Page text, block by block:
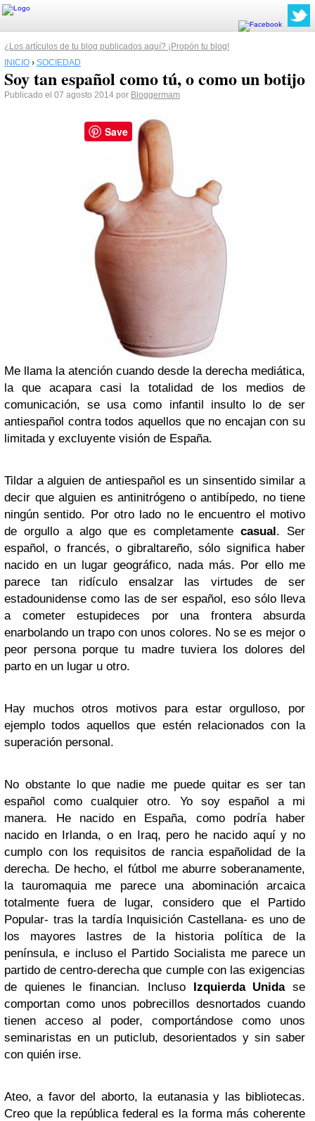
¿Los artículos de tu blog publicados aquí? ¡Propón tu blog!
INICIO › SOCIEDAD
Soy tan español como tú, o como un botijo
Publicado el 07 agosto 2014 por Bloggermam
Me llama la atención cuando desde la derecha mediática,
la que acapara casi la totalidad de los medios de
comunicación, se usa como infantil insulto lo de ser
antiespañol contra todos aquellos que no encajan con su
limitada y excluyente visión de España.
Tildar a alguien de antiespañol es un sinsentido similar a
decir que alguien es antinitrógeno o antibípedo, no tiene
ningún sentido. Por otro lado no le encuentro el motivo
de orgullo a algo que es completamentecasual. Ser
español, o francés, o gibraltareño, sólo significa haber
nacido en un lugar geográfico, nada más. Por ello me
parece tan ridículo ensalzar las virtudes de ser
estadounidense como las de ser español, eso sólo lleva
a cometer estupideces por una frontera absurda
enarbolando un trapo con unos colores. No se es mejor o
peor persona porque tu madre tuviera los dolores del
parto en un lugar u otro.
Hay muchos otros motivos para estar orgulloso, por
ejemplo todos aquellos que estén relacionados con la
superación personal.
No obstante lo que nadie me puede quitar es ser tan
español como cualquier otro. Yo soy español a mi
manera. He nacido en España, como podría haber
nacido en Irlanda, o en Iraq, pero he nacido aquí y no
cumplo con los requisitos de rancia españolidad de la
derecha. De hecho, el fútbol me aburre soberanamente,
la tauromaquia me parece una abominación arcaica
totalmente fuera de lugar, considero que el Partido
Popular- tras la tardía Inquisición Castellana- es uno de
los mayores lastres de la historia política de la
península, e incluso el Partido Socialista me parece un
partido de centro-derecha que cumple con las exigencias
de quienes le financian. Incluso Izquierda Unidase
comportan como unos pobrecillos desnortados cuando
tienen acceso al poder, comportándose como unos
seminaristas en un puticlub, desorientados y sin saber
con quién irse.
Ateo, a favor del aborto, la eutanasia y las bibliotecas.
Creo que la república federal es la forma más coherente
Save